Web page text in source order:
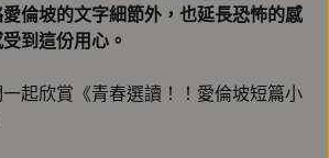
倫坡的文字細節外，也延長恐怖的感
到這份用心。
起欣賞《青春選讀！！愛倫坡短篇小